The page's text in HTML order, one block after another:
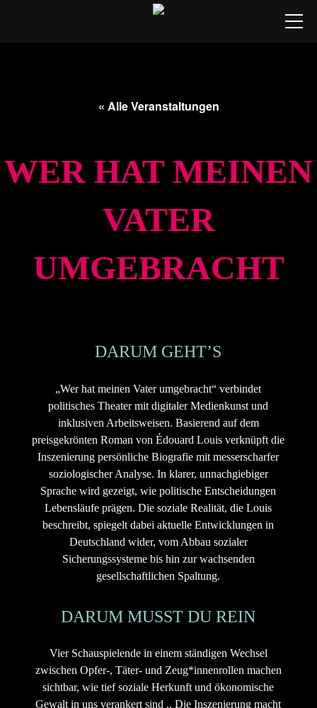
Produktionen
« Alle Veranstaltungen
WER HAT MEINEN
VATER
UMGEBRACHT
DARUM GEHT’S
„Wer hat meinen Vater umgebracht“ verbindet
politisches Theater mit digitaler Medienkunst und
inklusiven Arbeitsweisen. Basierend auf dem
preisgekrönten Roman von Édouard Louis verknüpft die
Inszenierung persönliche Biografie mit messerscharfer
soziologischer Analyse. In klarer, unnachgiebiger
Sprache wird gezeigt, wie politische Entscheidungen
Lebensläufe prägen. Die soziale Realität, die Louis
beschreibt, spiegelt dabei aktuelle Entwicklungen in
Deutschland wider, vom Abbau sozialer
Sicherungssysteme bis hin zur wachsenden
gesellschaftlichen Spaltung.
DARUM MUSST DU REIN
Vier Schauspielende in einem ständigen Wechsel
zwischen Opfer-, Täter- und Zeug*innenrollen machen
sichtbar, wie tief soziale Herkunft und ökonomische
Gewalt in uns verankert sind .. Die Inszenierung macht